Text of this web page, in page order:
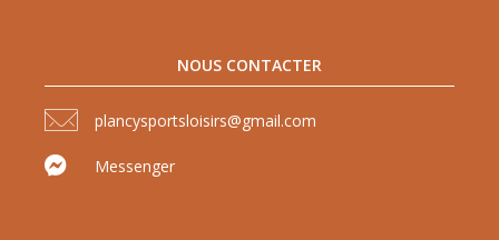
NOUS CONTACTER
plancysportsloisirs@gmail.com
Messenger